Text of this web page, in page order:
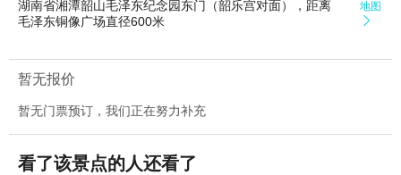
湖南省湘潭韶山毛泽东纪念园东门（韶乐宫对面），距离
毛泽东铜像广场直径600米
地图

暂无报价
暂无门票预订，我们正在努力补充
看了该景点的人还看了